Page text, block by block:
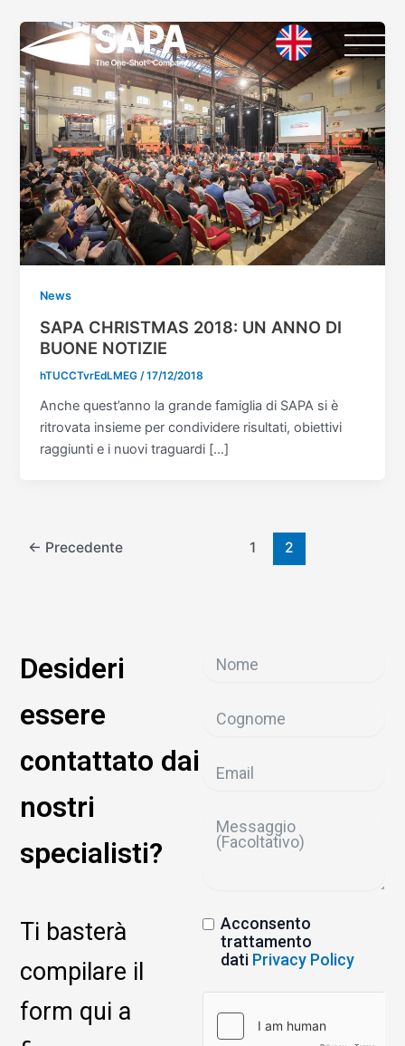
contenuto
News
SAPA CHRISTMAS 2018: UN ANNO DI
BUONE NOTIZIE
hTUCCTvrEdLMEG/17/12/2018
Anche quest’anno la grande famiglia di SAPA si è
ritrovata insieme per condividere risultati, obiettivi
raggiunti e i nuovi traguardi […]
articoli
← Precedente 1 2
Desideri
essere
contattato dai
nostri
specialisti?
Ti basterà
compilare il
form qui a
Acconsento
trattamento
dati Privacy Policy